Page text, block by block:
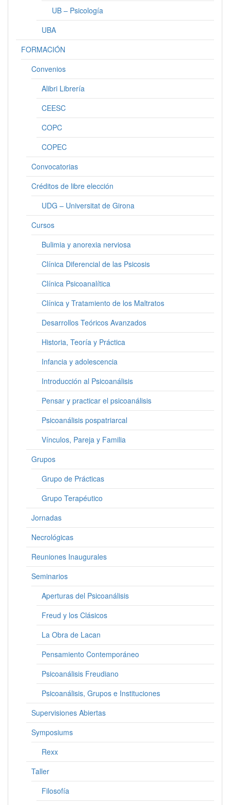
UB – Psicología
UBA
FORMACIÓN
Convenios
Alibri Librería
CEESC
COPC
COPEC
Convocatorias
Créditos de libre elección
UDG – Universitat de Girona
Cursos
Bulimia y anorexia nerviosa
Clínica Diferencial de las Psicosis
Clínica Psicoanalítica
Clínica y Tratamiento de los Maltratos
Desarrollos Teóricos Avanzados
Historia, Teoría y Práctica
Infancia y adolescencia
Introducción al Psicoanálisis
Pensar y practicar el psicoanálisis
Psicoanálisis pospatriarcal
Vínculos, Pareja y Familia
Grupos
Grupo de Prácticas
Grupo Terapéutico
Jornadas
Necrológicas
Reuniones Inaugurales
Seminarios
Aperturas del Psicoanálisis
Freud y los Clásicos
La Obra de Lacan
Pensamiento Contemporáneo
Psicoanálisis Freudiano
Psicoanálisis, Grupos e Instituciones
Supervisiones Abiertas
Symposiums
Rexx
Taller
Filosofía